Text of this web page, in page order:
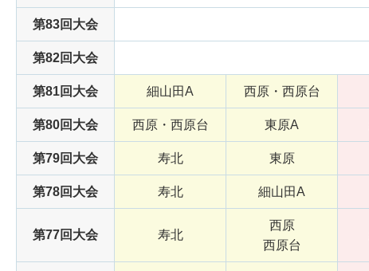
第83回大会
第82回大会
第81回大会 細山田A 西原・西原台
第80回大会 西原・西原台 東原A
第79回大会 寿北 東原
第78回大会 寿北 細山田A
第77回大会 寿北
西原
西原台